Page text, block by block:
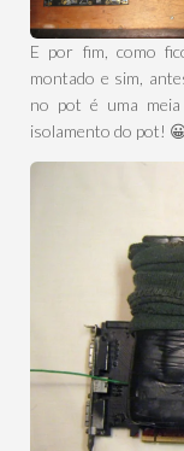
E por fim, como
montado e sim,
no pot é uma
isolamento do pot!